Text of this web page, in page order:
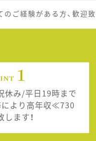
ご経験がある方、歓迎
休み/平日19時まで
により高年収≪730
ます！